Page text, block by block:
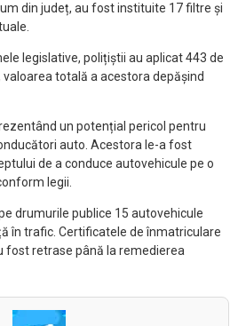
din județ, au fost instituite 17 filtre și
legislative, polițiștii au aplicat 443 de
totală a acestora depășind
un potențial pericol pentru
auto. Acestora le-a fost
de a conduce autovehicule pe o
legii.
drumurile publice 15 autovehicule
în trafic. Certificatele de înmatriculare
fost retrase până la remedierea